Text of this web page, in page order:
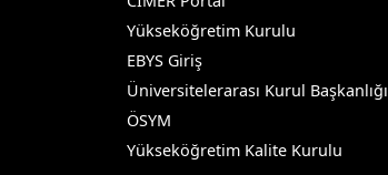
Yükseköğretim Kurulu
EBYS Giriş
Üniversitelerarası Kurul Başkanlığı
ÖSYM
Yükseköğretim Kalite Kurulu